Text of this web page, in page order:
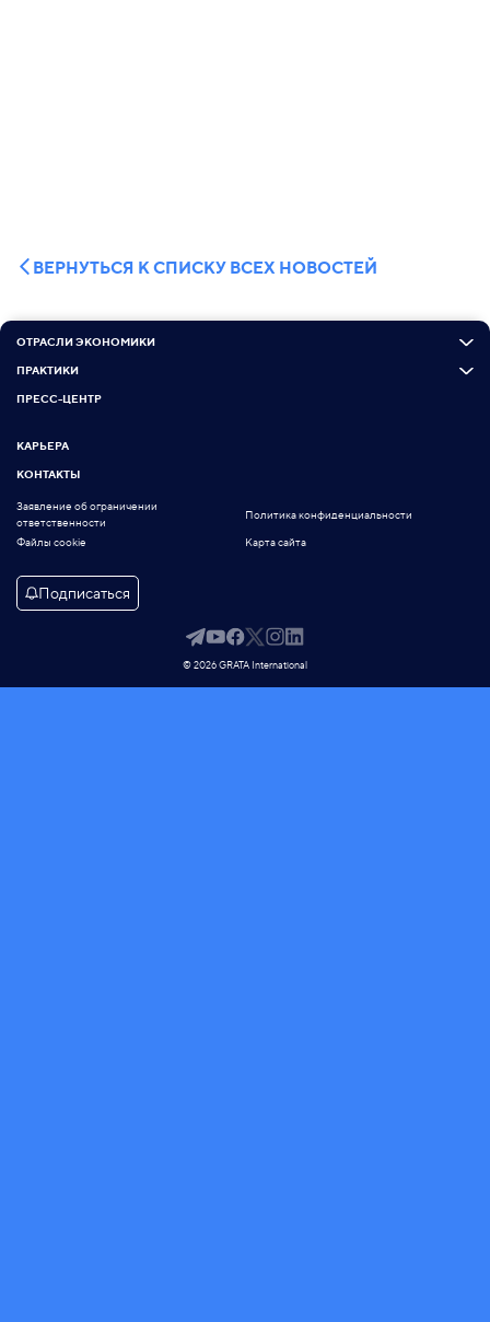
ВЕРНУТЬСЯ К СПИСКУ ВСЕХ НОВОСТЕЙ
ОТРАСЛИ ЭКОНОМИКИ
ПРАКТИКИ
ПРЕСС-ЦЕНТР
КАРЬЕРА
КОНТАКТЫ
Заявление об ограничении
ответственности
Политика конфиденциальности
Файлы cookie Карта сайта
Подписаться
© 2026 GRATA International